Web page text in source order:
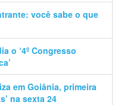
você sabe o que
o ‘4º Congresso
em Goiânia, primeira
na sexta 24